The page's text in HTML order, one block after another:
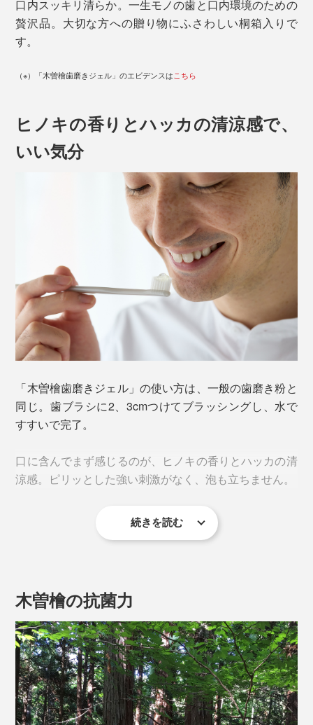
口内スッキリ清らか。一生モノの歯と口内環境のための
贅沢品。大切な方への贈り物にふさわしい桐箱入りで
す。
（※）「木曽檜歯磨きジェル」のエビデンスはこちら
ヒノキの香りとハッカの清涼感で、
いい気分
「木曽檜歯磨きジェル」の使い方は、一般の歯磨き粉と
同じ。歯ブラシに2、3cmつけてブラッシングし、水で
すすいで完了。
口に含んでまず感じるのが、ヒノキの香りとハッカの清
涼感。ピリッとした強い刺激がなく、泡も立ちません。
泡が立たないことで、液だれしにくく、舌で歯のザラザ
です。
歯磨き後の歯はツルツル。研磨剤フリーなのに、歯垢が
しっかり落とせているのが分かります。
特にそのパワーを実感するのが、朝、目覚めた時。就寝
前に本品で歯を磨けば、寝起きの口内がネバついていな
いのに気づくはず。
続きを読む
木曽檜の抗菌力